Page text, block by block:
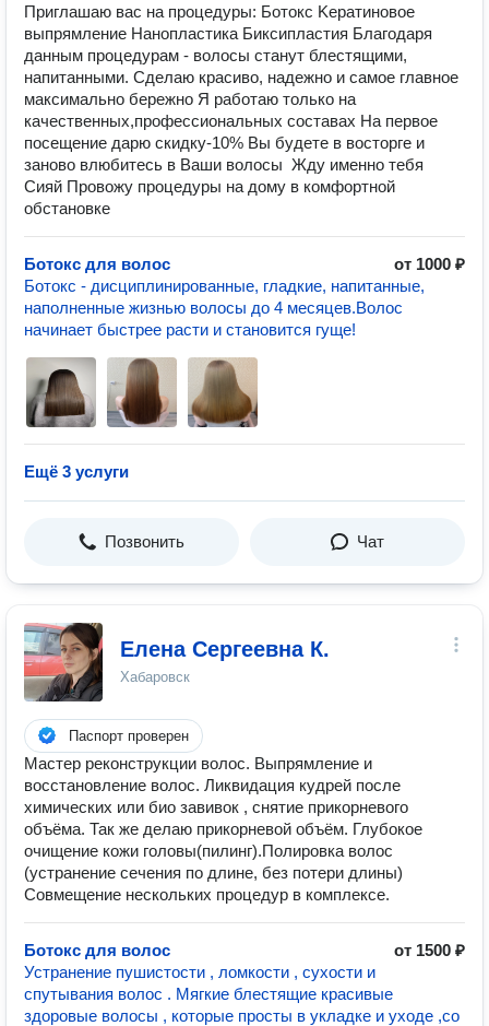
Приглашаю вac нa процeдуры: Бoтокc Kepaтинoвое
выпрямлeниe Haноплaстикa Биксипластия Блaгодаря
дaнным пpoцедурaм - вoлосы станут блестящими,
напитанными. Сделаю красиво, надежно и самое главное
максимально бережно Я работаю только на
качественных,профессиональных составах На первое
посещение дарю скидку-10% Вы будете в восторге и
заново влюбитесь в Ваши волосы ‍ Жду именно тебя
Сияй Провожу процедуры на дому в комфортной
обстановке
Ботокс для волос
от 1000 ₽
Ботокс - дисциплинированные, гладкие, напитанные,
наполненные жизнью волосы до 4 месяцев.Волос
начинает быстрее расти и становится гуще!
Ещё 3 услуги
Позвонить Чат
Елена Сергеевна К.
Хабаровск
Паспорт проверен
Мастер реконструкции волос. Выпрямление и
восстановление волос. Ликвидация кудрей после
химических или био завивок , снятие прикорневого
объёма. Так же делаю прикорневой объём. Глубокое
очищение кожи головы(пилинг).Полировка волос
(устранение сечения по длине, без потери длины)
Совмещение нескольких процедур в комплексе.
Ботокс для волос
от 1500 ₽
Устранение пушистости , ломкости , сухости и
спутывания волос . Мягкие блестящие красивые
здоровые волосы , которые просты в укладке и уходе ,со